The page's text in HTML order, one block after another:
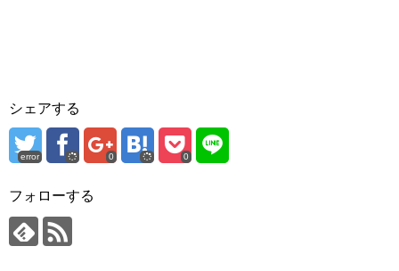
シェアする
error 0 0
フォローする